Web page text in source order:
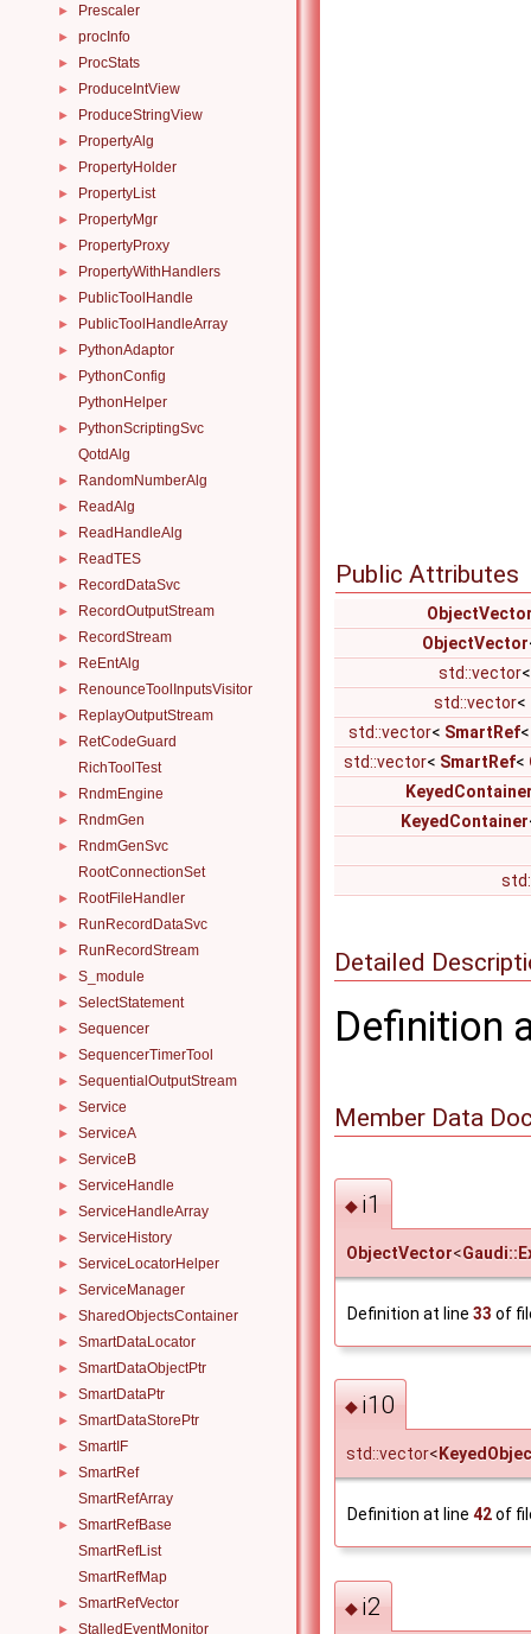
► Prescaler
► procInfo
► ProcStats
► ProduceIntView
► ProduceStringView
► PropertyAlg
► PropertyHolder
► PropertyList
► PropertyMgr
► PropertyProxy
► PropertyWithHandlers
► PublicToolHandle
► PublicToolHandleArray
► PythonAdaptor
►
PythonConfig
PythonHelper
►
PythonScriptingSvc
QotdAlg
► RandomNumberAlg
► ReadAlg
► ReadHandleAlg
► ReadTES
► RecordDataSvc
► RecordOutputStream
► RecordStream
► ReEntAlg
► RenounceToolInputsVisitor
► ReplayOutputStream
►
RetCodeGuard
RichToolTest
► RndmEngine
► RndmGen
►
RndmGenSvc
RootConnectionSet
► RootFileHandler
► RunRecordDataSvc
► RunRecordStream
► S_module
► SelectStatement
► Sequencer
► SequencerTimerTool
► SequentialOutputStream
► Service
► ServiceA
► ServiceB
► ServiceHandle
► ServiceHandleArray
► ServiceHistory
► ServiceLocatorHelper
► ServiceManager
► SharedObjectsContainer
► SmartDataLocator
► SmartDataObjectPtr
► SmartDataPtr
► SmartDataStorePtr
► SmartIF
►
SmartRef
SmartRefArray
►
SmartRefBase
SmartRefList
SmartRefMap
► SmartRefVector
► StalledEventMonitor
Public Attributes
ObjectVector
std::vector
std::vector<
std::vector< SmartRef
std::vector< SmartRef<
KeyedContainer
Detailed
Definition
Member Data
◆ i1
ObjectVector<
Definition at line 33 of
◆ i10
std::vector<
Definition at line 42of
◆ i2